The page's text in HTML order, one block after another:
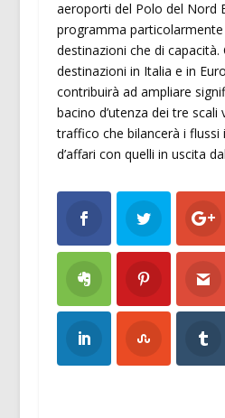
aeroporti del Polo del Nord
programma
destinazioni che di capacità.
destinazioni in Italia e in
contribuirà ad ampliare
bacino d’utenza dei tre
traffico che bilancerà i flussi
d’affari con quelli in uscita